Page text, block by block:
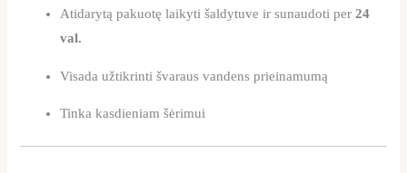
Atidarytą pakuotę laikyti šaldytuve ir sunaudoti per24
val.
Visada užtikrinti švaraus vandens prieinamumą
Tinka kasdieniam šėrimui